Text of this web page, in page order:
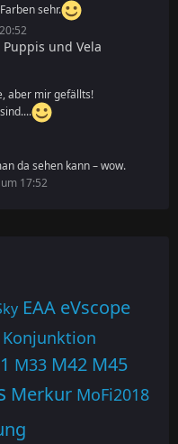
sehr.
und Vela
aber mir gefällts!
da sehen kann – wow.
17:52
EAA eVscope
Konjunktion
M33 M42 M45
Merkur MoFi2018